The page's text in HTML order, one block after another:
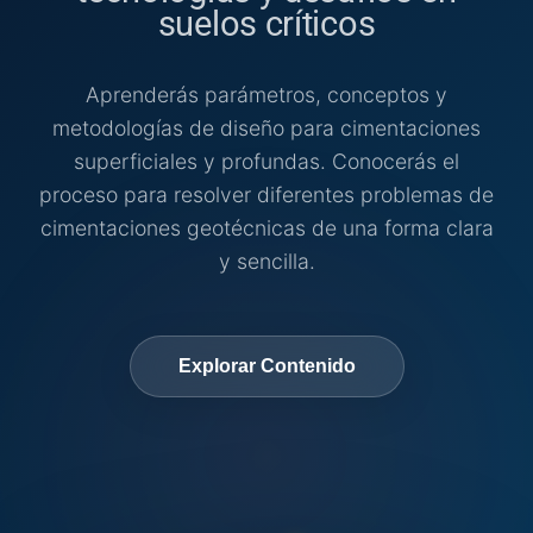
suelos críticos
Aprenderás parámetros, conceptos y
metodologías de diseño para cimentaciones
superficiales y profundas. Conocerás el
proceso para resolver diferentes problemas de
cimentaciones geotécnicas de una forma clara
y sencilla.
Explorar Contenido